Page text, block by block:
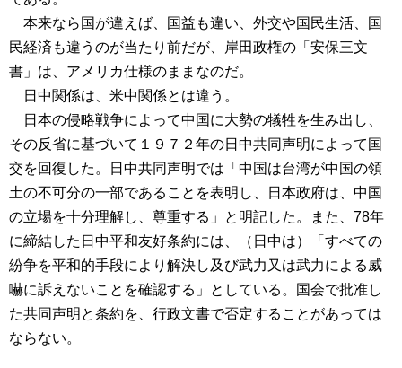
本来なら国が違えば、国益も違い、外交や国民生活、国
民経済も違うのが当たり前だが、岸田政権の「安保三文
書」は、アメリカ仕様のままなのだ。
日中関係は、米中関係とは違う。
日本の侵略戦争によって中国に大勢の犠牲を生み出し、
その反省に基づいて１９７２年の日中共同声明によって国
交を回復した。日中共同声明では「中国は台湾が中国の領
土の不可分の一部であることを表明し、日本政府は、中国
の立場を十分理解し、尊重する」と明記した。また、78年
に締結した日中平和友好条約には、（日中は）「すべての
紛争を平和的手段により解決し及び武力又は武力による威
嚇に訴えないことを確認する」としている。国会で批准し
た共同声明と条約を、行政文書で否定することがあっては
ならない。